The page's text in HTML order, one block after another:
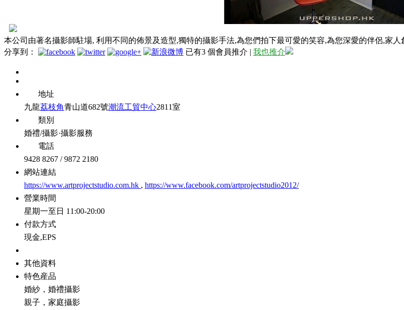
本公司由著名攝影師駐場, 利用不同的佈景及造型,獨特的攝影手法,為您們拍下最可愛的笑容,為您深愛的伴侶,家人
分享到：
已有3 個會員推介 | 我也推介
地址
九龍荔枝角青山道682號潮流工貿中心2811室
類別
婚禮/攝影·攝影服務
電話
9428 8267 / 9872 2180
網站連結
https://www.artprojectstudio.com.hk , https://www.facebook.com/artprojectstudio2012/
營業時間
星期一至日 11:00-20:00
付款方式
現金,EPS
其他資料
特色産品
婚紗，婚禮攝影
親子，家庭攝影